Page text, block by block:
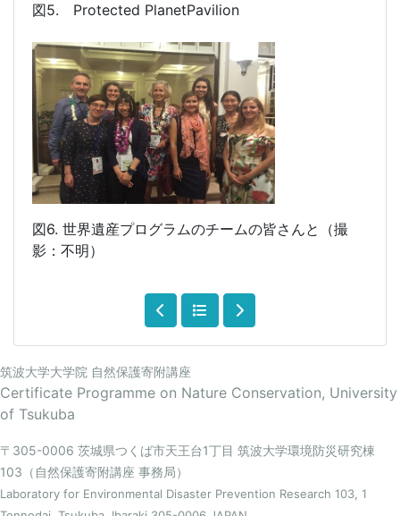
図5. Protected PlanetPavilion
図6. 世界遺産プログラムのチームの皆さんと（撮
影：不明）
筑波大学大学院 自然保護寄附講座
Certificate Programme on Nature Conservation, University
of Tsukuba
〒305-0006 茨城県つくば市天王台1丁目 筑波大学環境防災研究棟
103（自然保護寄附講座 事務局）
Laboratory for Environmental Disaster Prevention Research 103, 1